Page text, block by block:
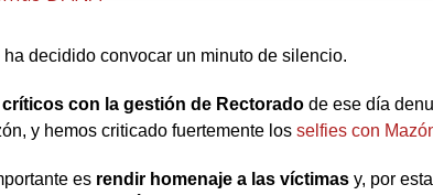
ha decidido convocar un minuto de silencio.
críticos con la gestión de Rectoradode ese día
y hemos criticado fuertemente los selfies con
es rendir homenaje a las víctimasy, por